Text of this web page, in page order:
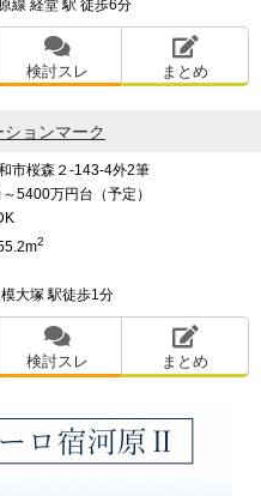
線 経堂 駅 徒歩6分
検討スレ まとめ
ョンマーク
市桜森２-143-4外2筆
5400万円台（予定）
2
大塚 駅徒歩1分
検討スレ まとめ